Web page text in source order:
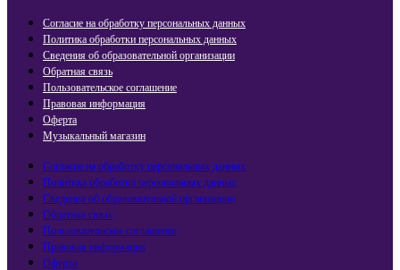
Согласие на обработку персональных данных
Политика обработки персональных данных
Сведения об образовательной организации
Обратная связь
Пользовательское соглашение
Правовая информация
Оферта
Музыкальный магазин
Согласие на обработку персональных данных
Политика обработки персональных данных
Сведения об образовательной организации
Обратная связь
Пользовательское соглашение
Правовая информация
Оферта